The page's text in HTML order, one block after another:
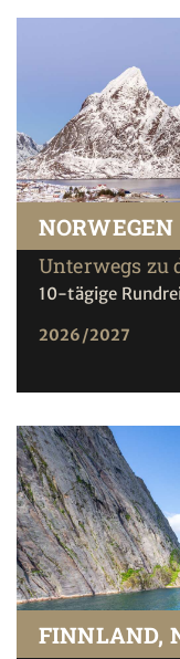
NORWEGEN
Unterwegs zu
10-tägige
2026/2027
FINNLAND,